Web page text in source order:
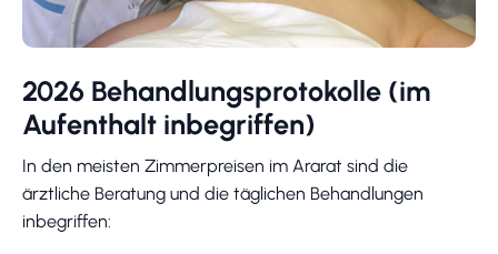
2026 Behandlungsprotokolle (im
Aufenthalt inbegriffen)
In den meisten Zimmerpreisen im Ararat sind die
ärztliche Beratung und die täglichen Behandlungen
inbegriffen: